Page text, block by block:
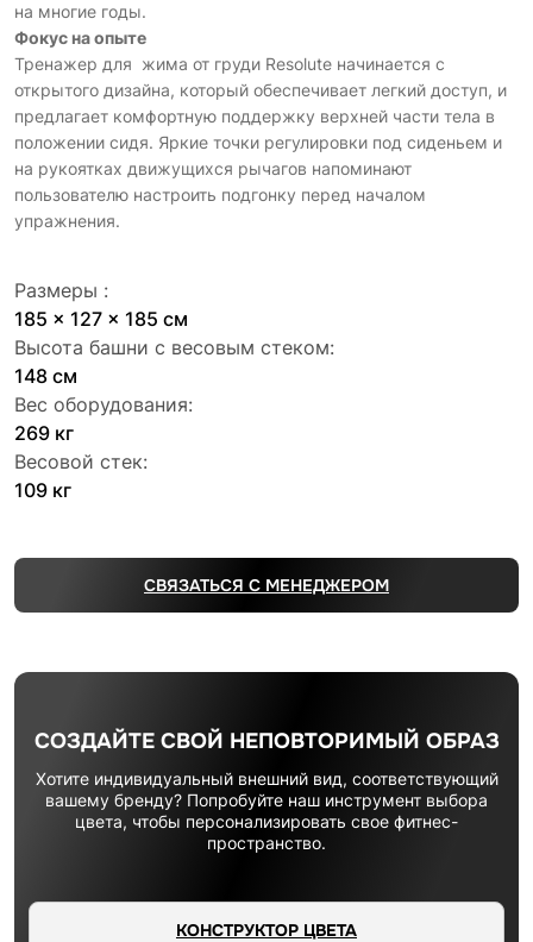
на многие годы.
Фокус на опыте
Тренажер для жима от груди Resolute начинается с
открытого дизайна, который обеспечивает легкий доступ, и
предлагает комфортную поддержку верхней части тела в
положении сидя. Яркие точки регулировки под сиденьем и
на рукоятках движущихся рычагов напоминают
пользователю настроить подгонку перед началом
упражнения.
Размеры :
185 x 127 x 185 см
Высота башни с весовым стеком:
148 см
Вес оборудования:
269 кг
Весовой стек:
109 кг
СВЯЗАТЬСЯ С МЕНЕДЖЕРОМ
СОЗДАЙТЕ СВОЙ НЕПОВТОРИМЫЙ ОБРАЗ
Хотите индивидуальный внешний вид, соответствующий
вашему бренду? Попробуйте наш инструмент выбора
цвета, чтобы персонализировать свое фитнес-
пространство.
КОНСТРУКТОР ЦВЕТА